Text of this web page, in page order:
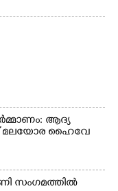
ആദ്യ
മലയോര ഹൈവേ
സംഗമത്തിൽ